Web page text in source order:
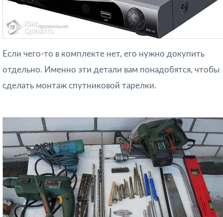
Если чего-то в комплекте нет, его нужно докупить
отдельно. Именно эти детали вам понадобятся, чтобы
сделать монтаж спутниковой тарелки.